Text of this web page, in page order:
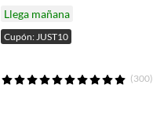
Llega mañana
Cupón: JUST10
(300)